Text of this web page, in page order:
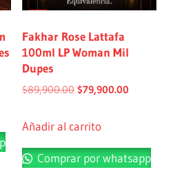
Fakhar Rose Lattafa
100ml LP Woman Mil
Dupes
$89,900.00 $79,900.00
Añadir al carrito
Comprar por whatsapp